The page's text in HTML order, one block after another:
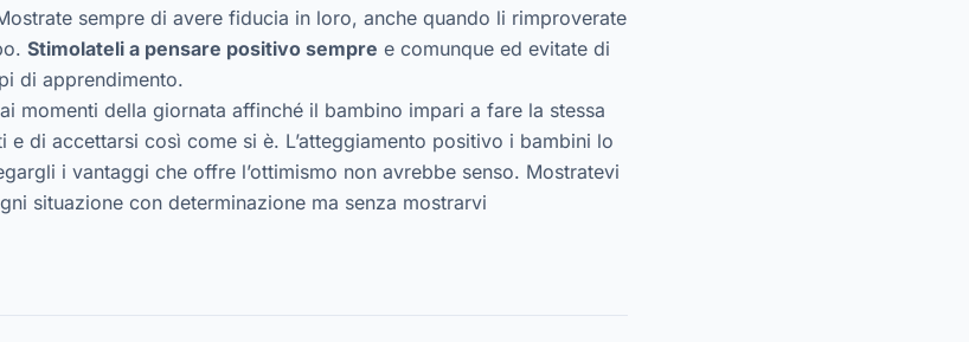
sempre di avere fiducia in loro, anche quando li rimproverate
Stimolateli a pensare positivo sempre e comunque ed evitate di
di apprendimento.
momenti della giornata affinché il bambino impari a fare la stessa
e di accettarsi così come si è. L’atteggiamento positivo i bambini lo
i vantaggi che offre l’ottimismo non avrebbe senso. Mostratevi
situazione con determinazione ma senza mostrarvi